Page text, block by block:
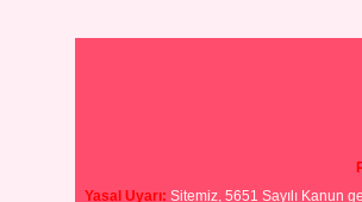
Yasal Uyarı: Sitemiz, 5651 Sayılı Kanun